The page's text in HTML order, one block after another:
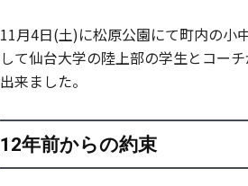
11月4日(土)に松原公園にて町内の小
して仙台大学の陸上部の学生とコー
出来ました。
12年前からの約束